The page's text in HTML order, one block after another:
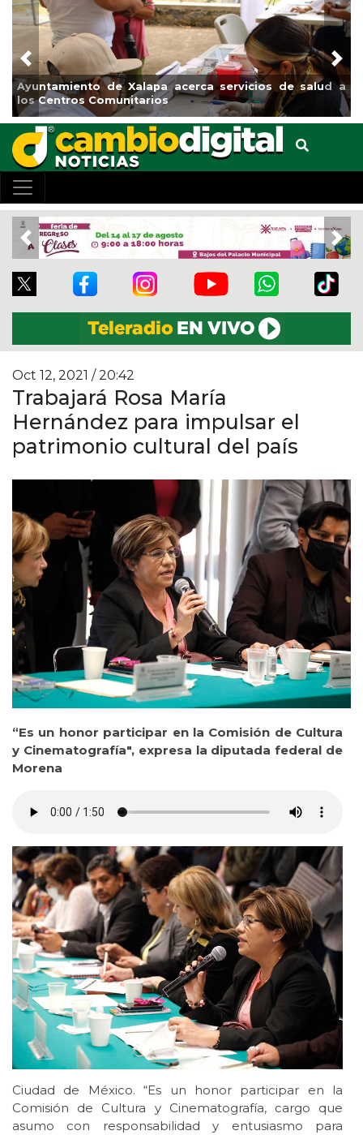
de Xalapa acerca servicios de salud a
Municipio
el boulevard 5
Previous
Previous
Oct 12, 2021 / 20:42
Trabajará Rosa María
Hernández para impulsar el
patrimonio cultural del país
“Es un honor participar en la Comisión de Cultura
y Cinematografía", expresa la diputada federal de
Morena
Ciudad de México. “Es un honor participar en la
Comisión de Cultura y Cinematografía, cargo que
asumo con responsabilidad y entusiasmo para